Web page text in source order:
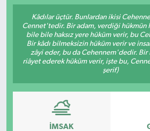
Kâdılar üçtür. Bunlardan ikisi
Cennet'tedir. Bir adam, verdiği hükmün
bile bile haksız yere hüküm verir, bu
Bir kâdı bilmeksizin hüküm verir ve
zâyi eder, bu da Cehennem'dedir. Bir
riâyet ederek hüküm verir, işte bu,
şerif)
İMSAK
EĞİTİM
İLÇE HABERLERİ
DÜNYA
Haber Arşivi